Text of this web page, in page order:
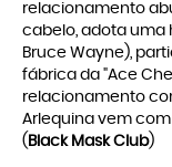
relacionamento
cabelo, adota uma
Bruce Wayne),
fábrica da "Ace
relacionamento
Arlequina vem
( Black Mask Club)